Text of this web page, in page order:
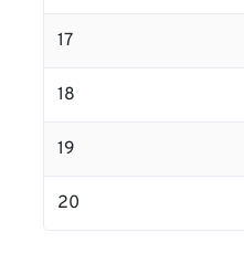
17
18
19
20